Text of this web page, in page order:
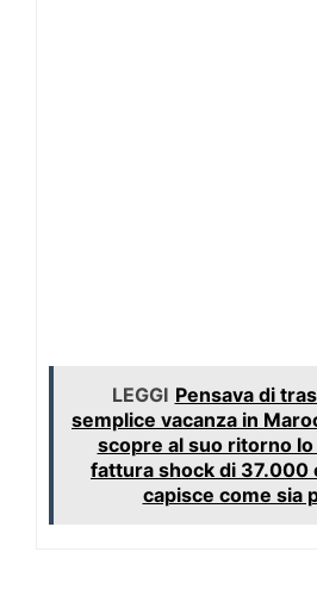
LEGGI Pensava di
semplice vacanza in
scopre al suo ritorno
fattura shock di 37.000
capisce come sia